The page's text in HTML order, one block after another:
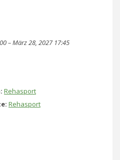
–März 28, 2027 17:45
Rehasport
Rehasport